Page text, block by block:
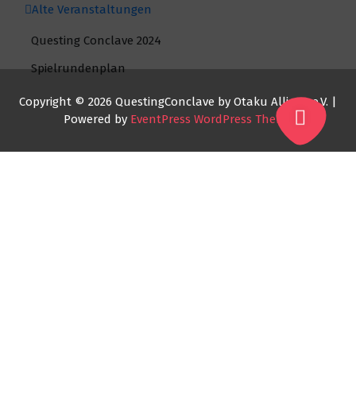
Alte Veranstaltungen
Questing Conclave 2024
Spielrundenplan
Copyright © 2026 QuestingConclave by Otaku Allianz e.V. |
Powered by EventPress WordPress Theme